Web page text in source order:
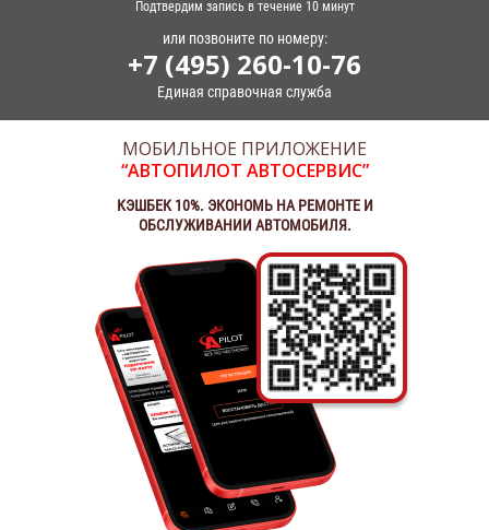
Подтвердим запись в течение 10 минут
или позвоните по номеру:
+7 (495) 260-10-76
Единая справочная служба
МОБИЛЬНОЕ ПРИЛОЖЕНИЕ
“АВТОПИЛОТ АВТОСЕРВИС”
КЭШБЕК 10%. ЭКОНОМЬ НА РЕМОНТЕ И
ОБСЛУЖИВАНИИ АВТОМОБИЛЯ.